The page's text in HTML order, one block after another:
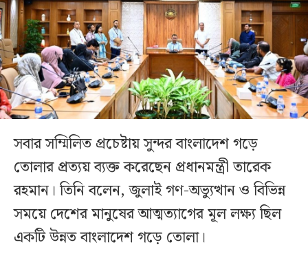
সবার সম্মিলিত প্রচেষ্টায় সুন্দর বাংলাদেশ গড়ে
তোলার প্রত্যয় ব্যক্ত করেছেন প্রধানমন্ত্রী তারেক
রহমান। তিনি বলেন, জুলাই গণ-অভ্যুত্থান ও বিভিন্ন
সময়ে দেশের মানুষের আত্মত্যাগের মূল লক্ষ্য ছিল
একটি উন্নত বাংলাদেশ গড়ে তোলা।